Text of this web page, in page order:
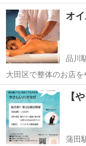
よね！？ ママが編め
ママ必見です!! 道具もセットだから用意する必要ないよ！ やりたいけ
ど編めるかな… ...
東京 中野区
オ
品川
大田区で整体のお店をやっております
得したい方 副業とし
スクールを開いております。 講師は、整体、オイル
東京 大田区
【
蒲田